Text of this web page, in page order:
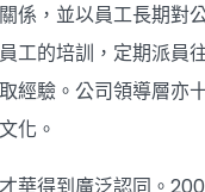
係，並以員工長期對
工的培訓，定期派員
經驗。公司領導層亦
化。